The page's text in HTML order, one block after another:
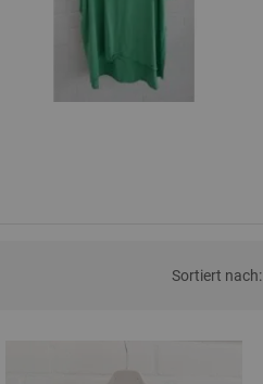
Sortiert nach: